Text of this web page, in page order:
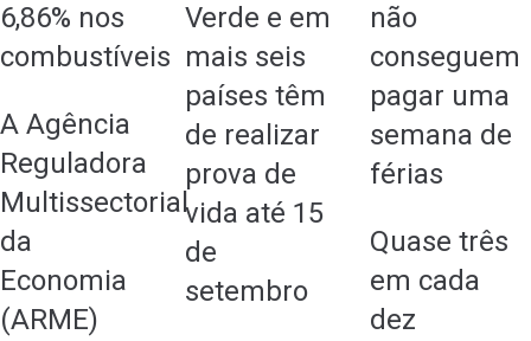
6,86% nos
combustíveis
A Agência
Reguladora
Multissectorial
da
Economia
(ARME)
Verde e em
mais seis
países têm
de realizar
prova de
vida até 15
de
setembro
não
conseguem
pagar uma
semana de
férias
Quase três
em cada
dez